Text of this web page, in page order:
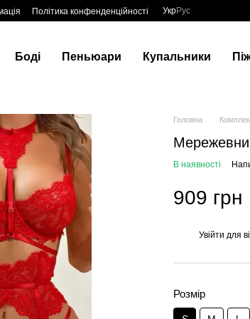
Політика конфенденційності УкрРус
Боді Пеньюари Купальники
Головна
В наявності
909 грн
Увійти для
Розмір